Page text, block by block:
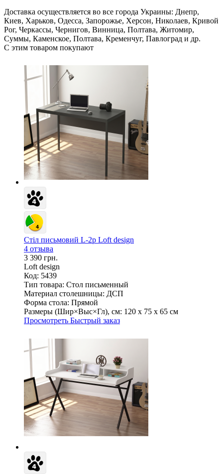
Доставка осуществляется во все города Украины: Днепр,
Киев, Харьков, Одесса, Запорожье, Херсон, Николаев, Кривой
Рог, Черкассы, Чернигов, Винница, Полтава, Житомир,
Суммы, Каменское, Полтава, Кременчуг, Павлоград и др.
С этим товаром покупают
Стіл письмовий L-2p Loft design
4 отзыва
3 390 грн.
Loft design
Код: 5439
Тип товара: Стол письменный
Материал столешницы: ДСП
Форма стола: Прямой
Размеры (Шир×Выс×Гл), см: 120 х 75 х 65 см
Просмотреть Быстрый заказ